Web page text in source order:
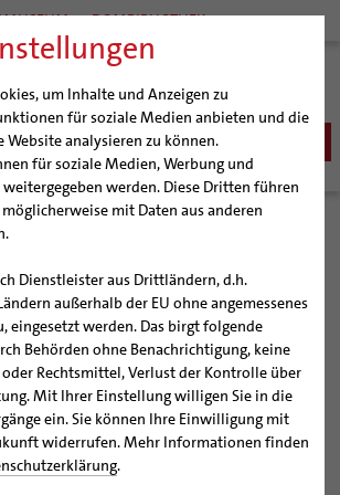
um Inhalte und Anzeigen zu
für soziale Medien anbieten und die
Website analysieren zu können.
für soziale Medien, Werbung und
werden. Diese Dritten führen
mit Daten aus anderen
Dienstleister aus Drittländern, d.h.
außerhalb der EU ohne angemessenes
eingesetzt werden. Das birgt folgende
Behörden ohne Benachrichtigung, keine
Rechtsmittel, Verlust der Kontrolle über
Mit Ihrer Einstellung willigen Sie in die
ein. Sie können Ihre Einwilligung mit
widerrufen. Mehr Informationen finden
.
DOMBIBLIOTHEK
Marahrens
Trelle
durch den Dom
und Pilgern
Hildesheim
Godehardjahr
Hildesheim
Reihe ist am kommenden
Sonntag, 15. Mai 2022